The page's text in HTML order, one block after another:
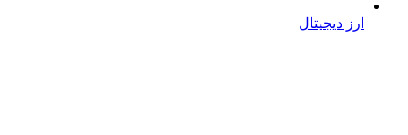
ارز دیجیتال